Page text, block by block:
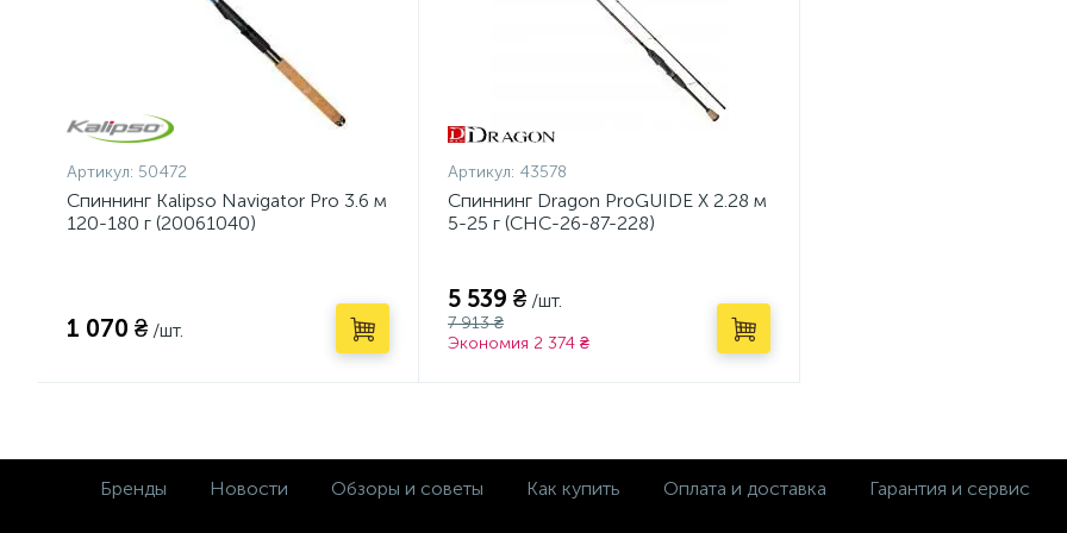
Артикул: 50472
Спиннинг Kalipso Navigator Pro 3.6 м
120-180 г (20061040)
1 070 ₴ /шт.
Артикул: 43578
Спиннинг Dragon ProGUIDE X 2.28 м
5-25 г (CHC-26-87-228)
5 539 ₴ /шт.
7 913 ₴
Экономия 2 374 ₴
Бренды Новости Обзоры и советы Как купить Оплата и доставка Гарантия и сервис